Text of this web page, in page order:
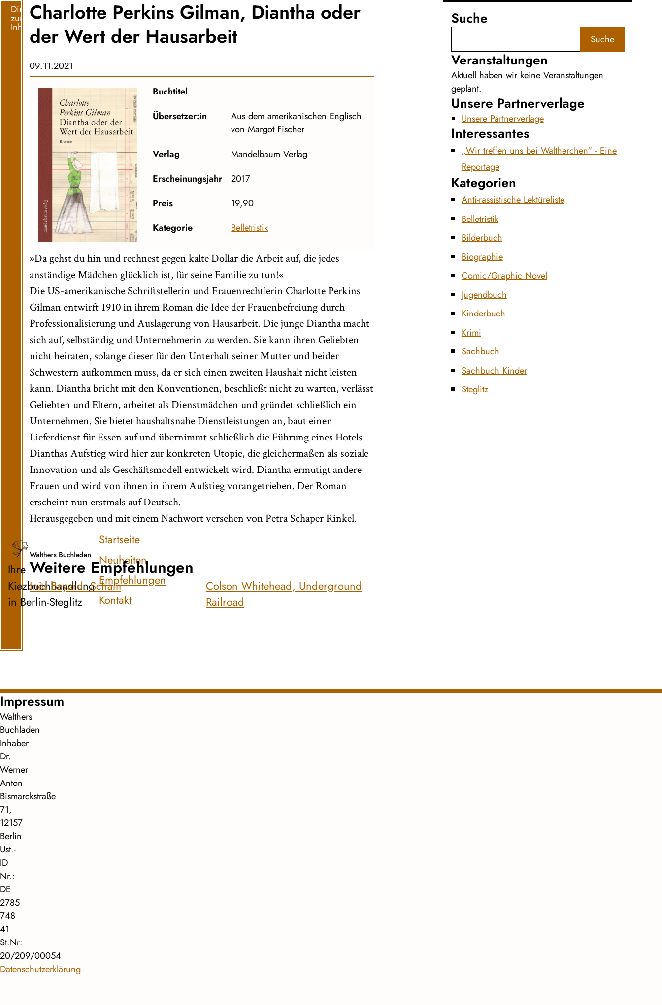
Direkt
zum
Inhalt
Ihre
Kiezbuchhandlung
in Berlin-Steglitz
Startseite
Neuheiten
Empfehlungen
Kontakt
Charlotte Perkins Gilman, Diantha oder
der Wert der Hausarbeit
09.11.2021
Buchtitel
Übersetzer:in
Aus dem amerikanischen Englisch
von Margot Fischer
Verlag
Mandelbaum Verlag
Erscheinungsjahr
2017
Preis
19,90
Kategorie
Belletristik
»Da gehst du hin und rechnest gegen kalte Dollar die Arbeit auf, die jedes
anständige Mädchen glücklich ist, für seine Familie zu tun!«
Die US-amerikanische Schriftstellerin und Frauenrechtlerin Charlotte Perkins
Gilman entwirft 1910 in ihrem Roman die Idee der Frauenbefreiung durch
Professionalisierung und Auslagerung von Hausarbeit. Die junge Diantha macht
sich auf, selbständig und Unternehmerin zu werden. Sie kann ihren Geliebten
nicht heiraten, solange dieser für den Unterhalt seiner Mutter und beider
Schwestern aufkommen muss, da er sich einen zweiten Haushalt nicht leisten
kann. Diantha bricht mit den Konventionen, beschließt nicht zu warten, verlässt
Geliebten und Eltern, arbeitet als Dienstmädchen und gründet schließlich ein
Unternehmen. Sie bietet haushaltsnahe Dienstleistungen an, baut einen
Lieferdienst für Essen auf und übernimmt schließlich die Führung eines Hotels.
Dianthas Aufstieg wird hier zur konkreten Utopie, die gleichermaßen als soziale
Innovation und als Geschäftsmodell entwickelt wird. Diantha ermutigt andere
Frauen und wird von ihnen in ihrem Aufstieg vorangetrieben. Der Roman
erscheint nun erstmals auf Deutsch.
Herausgegeben und mit einem Nachwort versehen von Petra Schaper Rinkel.
Weitere Empfehlungen
Inès Bayard: Scham
Colson Whitehead, Underground
Railroad
Suche
Suche
Veranstaltungen
Aktuell haben wir keine Veranstaltungen
geplant.
Unsere Partnerverlage
Unsere Partnerverlage
Interessantes
„Wir treffen uns bei Waltherchen“ - Eine
Reportage
Kategorien
Anti-rassistische Lektüreliste
Belletristik
Bilderbuch
Biographie
Comic/Graphic Novel
Jugendbuch
Kinderbuch
Krimi
Sachbuch
Sachbuch Kinder
Steglitz
Impressum
Walthers
Buchladen
Inhaber
Dr.
Werner
Anton
Bismarckstraße
71,
12157
Berlin
Ust.-
ID
Nr.:
DE
2785
748
41
St.Nr:
20/209/00054
Datenschutzerklärung